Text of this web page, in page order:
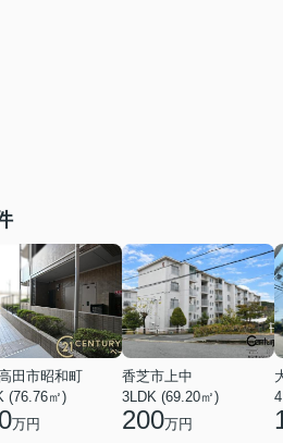
田市昭和町
(76.76㎡)
万円
香芝市上中
3LDK (69.20㎡)
200万円